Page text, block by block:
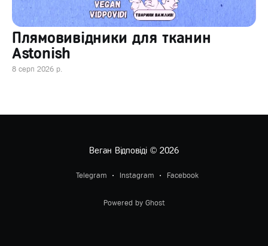
Плямовивідники для тканин
Astonish
8 серп 2026 р.
Веган Відповіді© 2026
Telegram Instagram Facebook
Powered by Ghost